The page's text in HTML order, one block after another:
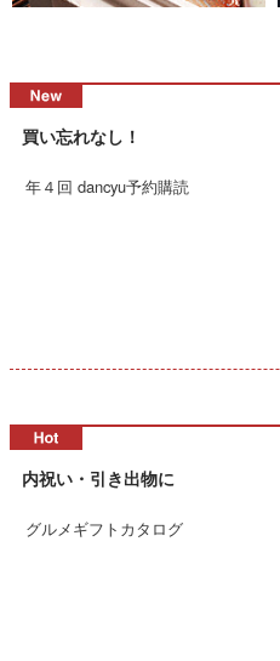
買い忘れなし！
年４回 dancyu予約購読
内祝い・引き出物に
グルメギフトカタログ